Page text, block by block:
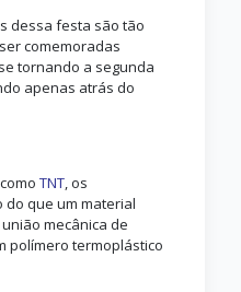
dessa festa são tão
comemoradas
tornando a segunda
apenas atrás do
TNT, os
que um material
mecânica de
polímero termoplástico